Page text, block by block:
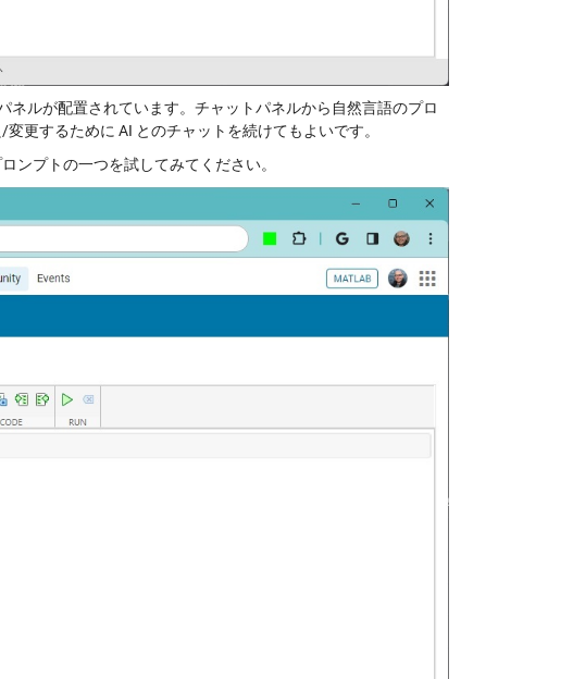
ネルが配置されています。チャットパネルから自然言語のプロ
更するために AI とのチャットを続けてもよいです。
ンプトの一つを試してみてください。